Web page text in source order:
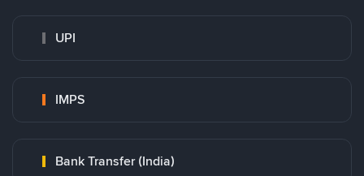
UPI
IMPS
Bank Transfer (India)